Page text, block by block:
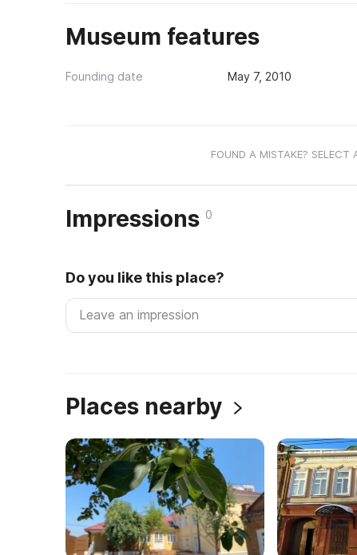
Museum features
Founding date May 7, 2010
FOUND A MISTAKE? SELECT
Impressions 0
Do you like this place?
Places nearby